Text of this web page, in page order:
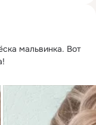
мальвинка. Вот